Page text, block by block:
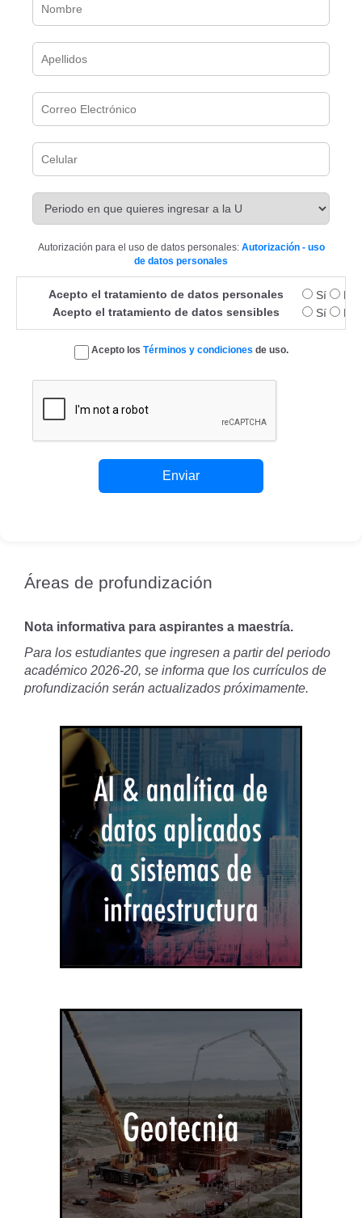
Autorización para el uso de datos personales: Autorización - uso
de datos personales
Acepto el tratamiento de datos personales Sí
No
Acepto el tratamiento de datos sensibles
Sí No
Acepto los Términos y condiciones de uso.
Áreas de profundización
Nota informativa para aspirantes a maestría.
Para los estudiantes que ingresen a partir del periodo
académico 2026-20, se informa que los currículos de
profundización serán actualizados próximamente.